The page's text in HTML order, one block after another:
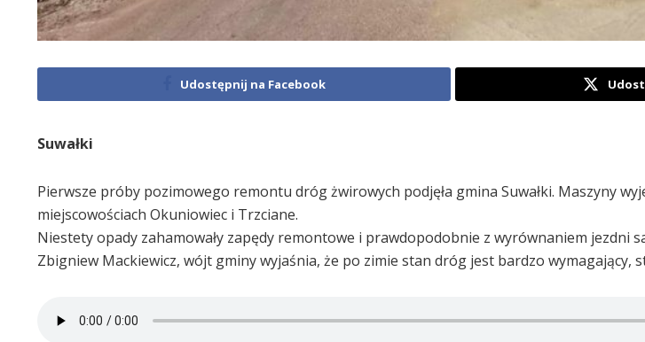
Udostępnij na Facebook
Suwałki
Pierwsze próby pozimowego remontu dróg żwirowych podjęła gmina Suwałki. Maszyny
miejscowościach Okuniowiec i Trzciane.
Niestety opady zahamowały zapędy remontowe i prawdopodobnie z wyrównaniem jezdni
Zbigniew Mackiewicz, wójt gminy wyjaśnia, że po zimie stan dróg jest bardzo wymagający,